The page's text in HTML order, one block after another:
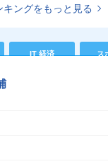
ングをもっと見る
IT 経済 ス